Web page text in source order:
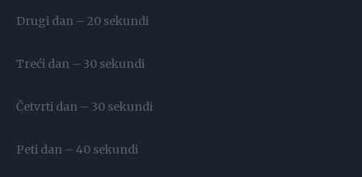
Drugi dan – 20 sekundi
Treći dan – 30 sekundi
Četvrti dan – 30 sekundi
Peti dan – 40 sekundi